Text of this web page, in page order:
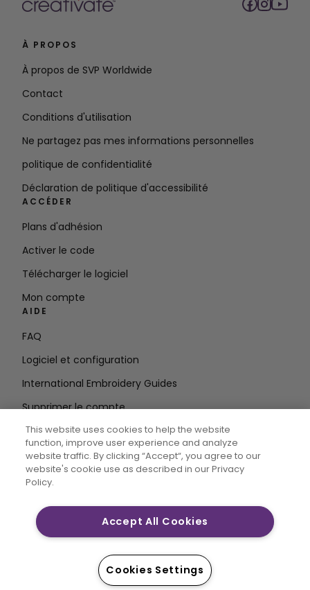
À PROPOS
À propos de SVP Worldwide
Contact
Conditions d'utilisation
Ne partagez pas mes informations personnelles
politique de confidentialité
Déclaration de politique d'accessibilité
ACCÉDER
Plans d'adhésion
Activer le code
Télécharger le logiciel
Mon compte
AIDE
FAQ
Logiciel et configuration
International Embroidery Guides
Supprimer le compte
Entrez
l'adresse e-mail
CREATIVATE MYSEWNET sont des marques déposées
Singer Sourcing Limited LLC ou ses filiales. Tous droits
This website uses cookies to help the website
function, improve user experience and analyze
website traffic. By clicking “Accept“, you agree to our
website's cookie use as described in our Privacy
Policy.
Accept All Cookies
Cookies Settings